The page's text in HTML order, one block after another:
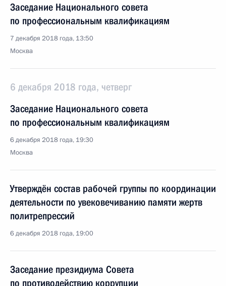
Заседание Национального совета
по профессиональным квалификациям
7 декабря 2018 года, 13:50
Москва
6 декабря 2018 года, четверг
Заседание Национального совета
по профессиональным квалификациям
6 декабря 2018 года, 19:30
Москва
Утверждён состав рабочей группы по координации
деятельности по увековечиванию памяти жертв
политрепрессий
6 декабря 2018 года, 19:00
Заседание президиума Совета
по противодействию коррупции